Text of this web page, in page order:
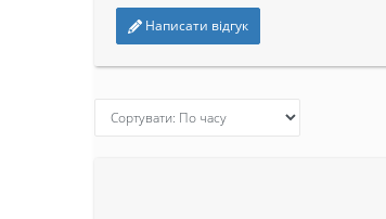
Написати відгук